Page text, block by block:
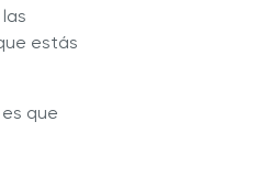
estás
que